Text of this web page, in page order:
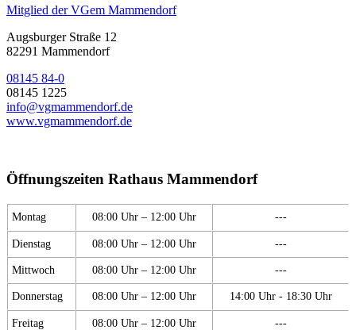
Mitglied der VGem Mammendorf
Augsburger Straße 12
82291 Mammendorf
08145 84-0
08145 1225
info@vgmammendorf.de
www.vgmammendorf.de
Öffnungszeiten Rathaus Mammendorf
Montag 08:00 Uhr – 12:00 Uhr ---
Dienstag 08:00 Uhr – 12:00 Uhr ---
Mittwoch 08:00 Uhr – 12:00 Uhr ---
Donnerstag 08:00 Uhr – 12:00 Uhr 14:00 Uhr - 18:30 Uhr
Freitag 08:00 Uhr – 12:00 Uhr ---